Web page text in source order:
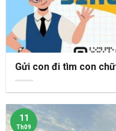
Gửi con đi tìm con chữ
11
Th09